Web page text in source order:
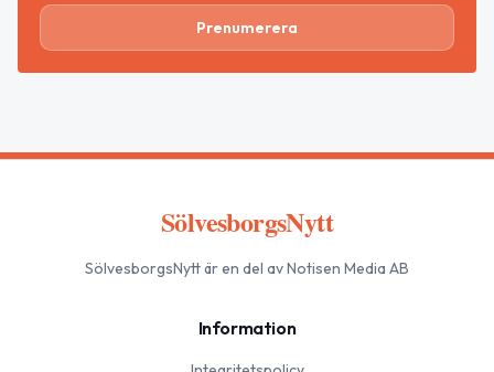
Prenumerera
SölvesborgsNytt
SölvesborgsNyttär en del av Notisen Media AB
Information